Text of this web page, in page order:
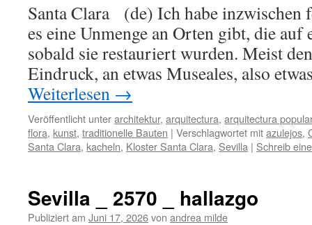
Santa Clara (de) Ich habe inzwischen
es eine Unmenge an Orten gibt, die
sobald sie restauriert wurden. Meist
Eindruck, an etwas Museales, also
Weiterlesen →
Veröffentlicht unterarchitektur, arquitectura, arquitectura popular
flora, kunst, traditionelle Bauten | Verschlagwortet mitazulejos,
Santa Clara, kacheln, Kloster Santa Clara, Sevilla | Schreib
Sevilla _ 2570 _ hallazgo
Publiziert am Juni 17, 2026von andrea milde